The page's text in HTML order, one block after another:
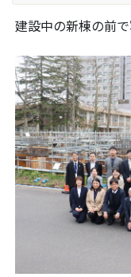
建設中の新棟の前